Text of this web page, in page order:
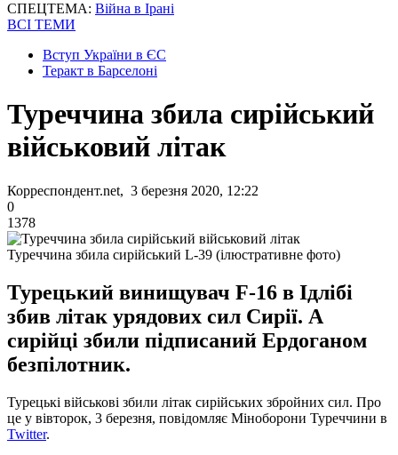
СПЕЦТЕМА: Війна в Ірані
ВСІ ТЕМИ
Вступ України в ЄС
Теракт в Барселоні
Туреччина збила сирійський
військовий літак
Корреспондент.net, 3 березня 2020, 12:22
0
1378
Туреччина збила сирійський L-39 (ілюстративне фото)
Турецький винищувач F-16 в Ідлібі
збив літак урядових сил Сирії. А
сирійці збили підписаний Ердоганом
безпілотник.
Турецькі військові збили літак сирійських збройних сил. Про
це у вівторок, 3 березня, повідомляє Міноборони Туреччини в
Twitter.